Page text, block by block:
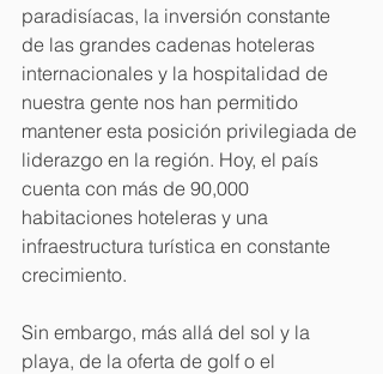
paradisíacas, la inversión constante
de las grandes cadenas hoteleras
internacionales y la hospitalidad de
nuestra gente nos han permitido
mantener esta posición privilegiada de
liderazgo en la región. Hoy, el país
cuenta con más de 90,000
habitaciones hoteleras y una
infraestructura turística en constante
crecimiento.
Sin embargo, más allá del sol y la
playa, de la oferta de golf o el